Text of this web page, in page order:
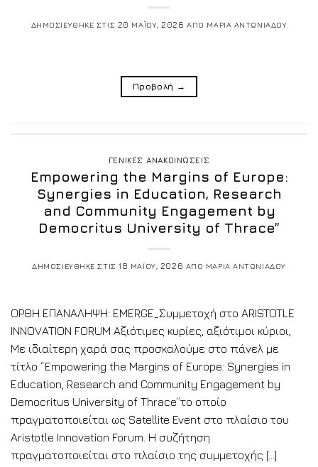
ΔΗΜΟΣΙΕΥΘΗΚΕ ΣΤΙΣ 20 ΜΑΪΟΥ, 2026 ΑΠΟ ΜΑΡΙΑ ΑΝΤΩΝΙΑΔΟΥ
Προβολή →
ΓΕΝΙΚΕΣ ΑΝΑΚΟΙΝΩΣΕΙΣ
Empowering the Margins of Europe:
Synergies in Education, Research
and Community Engagement by
Democritus University of Thrace”
ΔΗΜΟΣΙΕΥΘΗΚΕ ΣΤΙΣ 18 ΜΑΪΟΥ, 2026 ΑΠΟ ΜΑΡΙΑ ΑΝΤΩΝΙΑΔΟΥ
ΟΡΘΗ ΕΠΑΝΑΛΗΨΗ: EMERGE_Συμμετοχή στο ARISTOTLE
INNOVATION FORUM Αξιότιμες κυρίες, αξιότιμοι κύριοι,
Με ιδιαίτερη χαρά σας προσκαλούμε στο πάνελ με
τίτλο “Empowering the Margins of Europe: Synergies in
Education, Research and Community Engagement by
Democritus University of Thrace”το οποίο
πραγματοποιείται ως Satellite Event στο πλαίσιο του
Aristotle Innovation Forum. Η συζήτηση
πραγματοποιείται στο πλαίσιο της συμμετοχής […]